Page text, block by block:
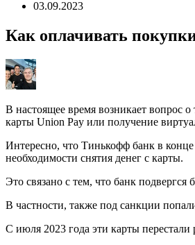
03.09.2023
Как оплачивать
В настоящее время возникает вопрос
карты Union Pay или получение
Интересно, что Тинькофф банк в
необходимости снятия денег с карты.
Это связано с тем, что банк
В частности, также под санкции
С июля 2023 года эти карты